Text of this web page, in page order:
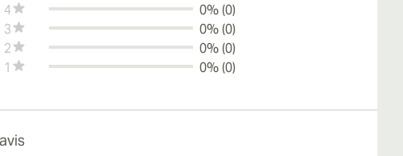
4
0% (0)
3
0% (0)
2
0% (0)
1
0% (0)